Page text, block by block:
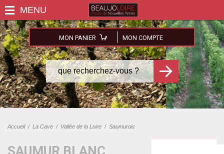
MON PANIER MON COMPTE
Accueil/ La Cave / Vallée de la Loire / Saumurois
SAUMUR BLANC